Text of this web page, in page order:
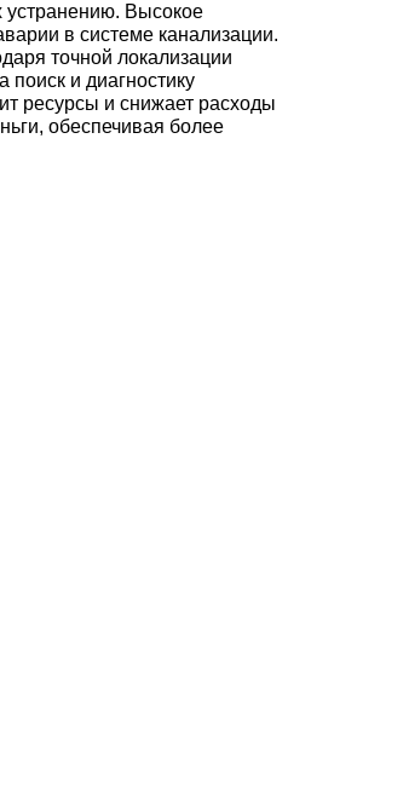
устранению. Высокое
в системе канализации.
точной локализации
и диагностику
ресурсы и снижает расходы
обеспечивая более